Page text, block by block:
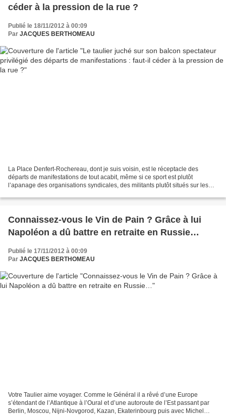
céder à la pression de la rue ?
Publié le 18/11/2012 à 00:09
Par JACQUES BERTHOMEAU
La Place Denfert-Rochereau, dont je suis voisin, est le réceptacle des
départs de manifestations de tout acabit, même si ce sport est plutôt
l’apanage des organisations syndicales, des militants plutôt situés sur les
Connaissez-vous le Vin de Pain ? Grâce à lui
Napoléon a dû battre en retraite en Russie…
Publié le 17/11/2012 à 00:09
Par JACQUES BERTHOMEAU
Votre Taulier aime voyager. Comme le Général il a rêvé d’une Europe
s’étendant de l’Atlantique à l’Oural et d’une autoroute de l’Est passant par
Berlin, Moscou, Nijni-Novgorod, Kazan, Ekaterinbourg puis avec Michel